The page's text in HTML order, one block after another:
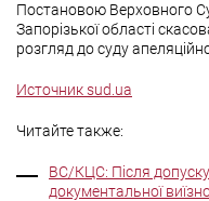
Постановою Верховного
Запорізької області
розгляд до суду
Источник sud.ua
Читайте также:
ВС/КЦС: Після допуску
документальної